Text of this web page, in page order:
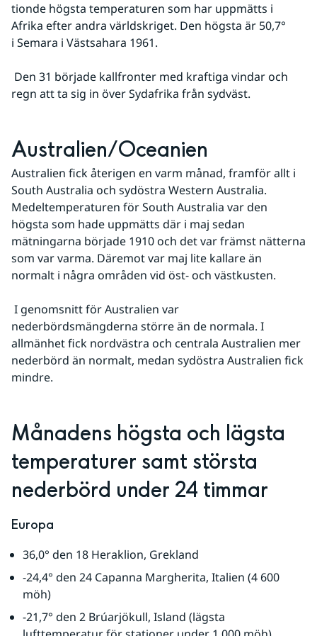
tionde högsta temperaturen som har uppmätts i
Afrika efter andra världskriget. Den högsta är 50,7°
i Semara i Västsahara 1961.
regn att ta sig in över Sydafrika från sydväst.
Australien/Oceanien
Australien fick återigen en varm månad, framför allt i
South Australia och sydöstra Western Australia.
Medeltemperaturen för South Australia var den
högsta som hade uppmätts där i maj sedan
mätningarna började 1910 och det var främst nätterna
som var varma. Däremot var maj lite kallare än
normalt i några områden vid öst- och västkusten.
nederbördsmängderna större än de normala. I
allmänhet fick nordvästra och centrala Australien mer
nederbörd än normalt, medan sydöstra Australien fick
mindre.
Månadens högsta och lägsta
temperaturer samt största
nederbörd under 24 timmar
Europa
36,0° den 18 Heraklion, Grekland
-24,4° den 24 Capanna Margherita, Italien (4 600
möh)
-21,7° den 2 Brúarjökull, Island (lägsta